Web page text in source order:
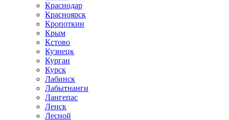
Краснодар
Красноярск
Кропоткин
Крым
Кстово
Кузнецк
Курган
Курск
Лабинск
Лабытнанги
Лангепас
Ленск
Лесной